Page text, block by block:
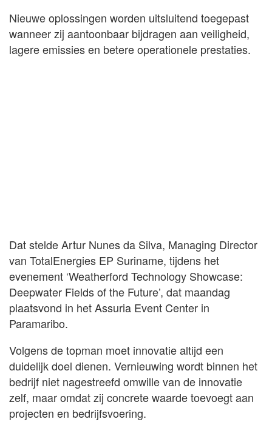
Nieuwe oplossingen worden uitsluitend toegepast
wanneer zij aantoonbaar bijdragen aan veiligheid,
lagere emissies en betere operationele prestaties.
Dat stelde Artur Nunes da Silva, Managing Director
van TotalEnergies EP Suriname, tijdens het
evenement ‘Weatherford Technology Showcase:
Deepwater Fields of the Future’, dat maandag
plaatsvond in het Assuria Event Center in
Paramaribo.
Volgens de topman moet innovatie altijd een
duidelijk doel dienen. Vernieuwing wordt binnen het
bedrijf niet nagestreefd omwille van de innovatie
zelf, maar omdat zij concrete waarde toevoegt aan
projecten en bedrijfsvoering.